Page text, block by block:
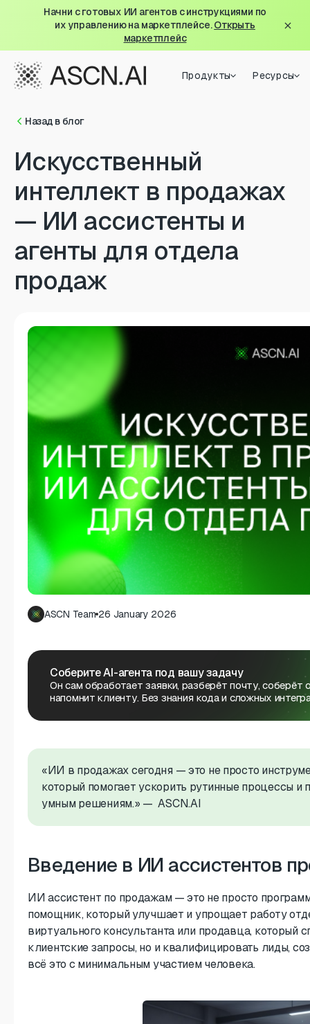
Начни с готовых ИИ агентов с инструкциями по
их управлению на маркетплейсе.Открыть
маркетплейс
Продукты Ресурсы
Назад в блог
Искусственный
интеллект в продажах
— ИИ ассистенты и
агенты для отдела
продаж
ASCN Team 26 January 2026
Соберите AI-агента под вашу задачу
Он сам обработает заявки, разберёт почту, соберёт
напомнит клиенту. Без знания кода и сложных
«ИИ в продажах сегодня — это не просто
который помогает ускорить рутинные процессы и
умным решениям.» — ASCN.AI
Введение в ИИ ассистентов
ИИ ассистент по продажам — это не просто
помощник, который улучшает и упрощает работу
виртуального консультанта или продавца, который
клиентские запросы, но и квалифицировать лиды,
всё это с минимальным участием человека.